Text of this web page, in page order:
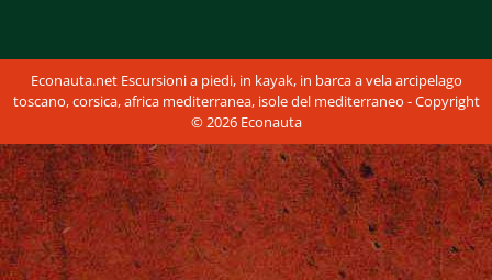
Econauta.net Escursioni a piedi, in kayak, in barca a vela arcipelago
toscano, corsica, africa mediterranea, isole del mediterraneo - Copyright
© 2026 Econauta